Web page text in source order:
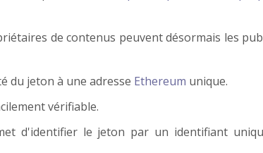
de contenus peuvent désormais les
du jeton à une adresse Ethereum unique.
vérifiable.
d'identifier le jeton par un identifiant